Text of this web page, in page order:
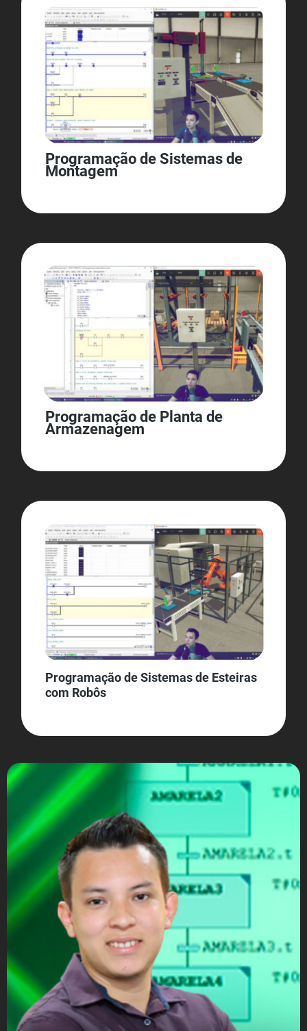
Programação de Sistemas de
Montagem
Programação de Planta de
Armazenagem
Programação de Sistemas de Esteiras
com Robôs